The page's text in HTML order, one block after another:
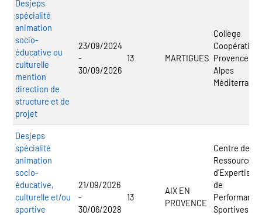
Desjeps
spécialité
animation
socio-
éducative ou
culturelle
mention
direction de
structure et de
projet
23/09/2024
-
30/09/2026
13 MARTIGUES
Collège
Coopératif
Provence
Alpes
Méditerranée
Desjeps
spécialité
animation
socio-
éducative,
culturelle et/ou
sportive
21/09/2026
-
30/06/2028
13
AIX EN
PROVENCE
Centre de
Ressources,
d'Expertise
de
Performance
Sportives